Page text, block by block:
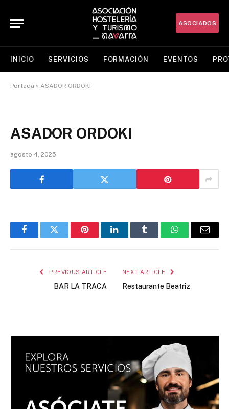
ASOCIADOS
INICIO SERVICIOS FORMACIÓN EVENTOS
Portada » ASADOR ORDOKI
ASADOR ORDOKI
agosto 4, 2025
FacebookTwitter PinterestLinkedInTumblr WhatsAppEmail
PREVIOUS ARTICLE
BAR LA TRACA
NEXT ARTICLE
Restaurante Beatriz